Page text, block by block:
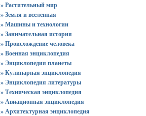
» Растительный мир
» Земля и вселенная
» Машины и технологии
» Занимательная история
» Происхождение человека
» Военная энциклопедия
» Энциклопедия планеты
» Кулинарная энциклопедия
» Энциклопедия литературы
» Техническая энциклопедия
» Авиационная энциклопедия
» Архитектурная энциклопедия